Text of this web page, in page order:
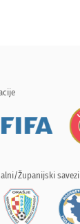
Županijski savezi